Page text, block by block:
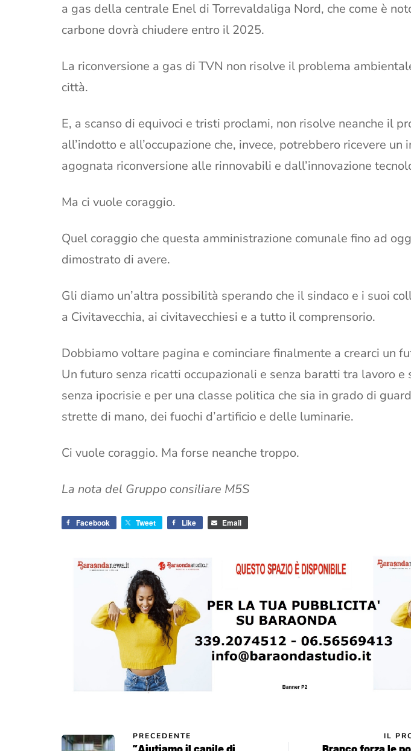
a gas della centrale Enel di Torrevaldaliga Nord, che come è
carbone dovrà chiudere entro il 2025.
La riconversione a gas di TVN non risolve il problema
città.
E, a scanso di equivoci e tristi proclami, non risolve neanche il
all’indotto e all’occupazione che, invece, potrebbero ricevere
agognata riconversione alle rinnovabili e dall’innovazione
Ma ci vuole coraggio.
Quel coraggio che questa amministrazione comunale fino ad
dimostrato di avere.
Gli diamo un’altra possibilità sperando che il sindaco e i suoi
a Civitavecchia, ai civitavecchiesi e a tutto il comprensorio.
Dobbiamo voltare pagina e cominciare finalmente a crearci un
Un futuro senza ricatti occupazionali e senza baratti tra lavoro
senza ipocrisie e per una classe politica che sia in grado di
strette di mano, dei fuochi d’artificio e delle luminarie.
Ci vuole coraggio. Ma forse neanche troppo.
La nota del Gruppo consiliare M5S
Facebook Tweet Like Email
PRECEDENTE IL